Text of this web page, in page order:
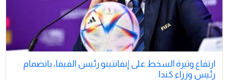
ارتفاع وتيرة السخط على إنفانتينو رئيس الفيفا، بانضمام
رئيس وزراء كندا .